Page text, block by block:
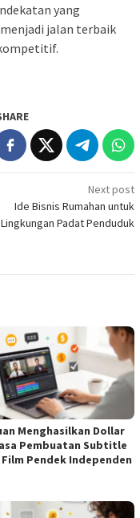
yang
jalan terbaik
Next post
Ide Bisnis Rumahan untuk
Lingkungan Padat Penduduk
Menghasilkan Dollar
Pembuatan Subtitle
Pendek Independen